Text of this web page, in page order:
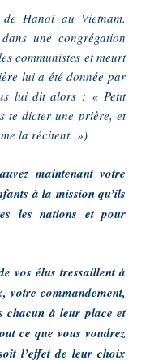
Hanoï au Vietnam.
une congrégation
communistes et meurt
lui a été donnée par
lui dit alors : « Petit
te dicter une prière, et
la récitent. »)
maintenant votre
à la mission qu’ils
les nations et pour
vos élus tressaillent à
votre commandement,
chacun à leur place et
ce que vous voudrez
l’effet de leur choix